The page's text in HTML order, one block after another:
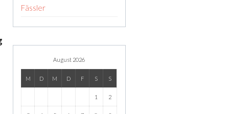
Fässler
August 2026
M D M D F S S
1 2